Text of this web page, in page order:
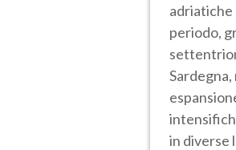
adriatiche
periodo,
in diverse